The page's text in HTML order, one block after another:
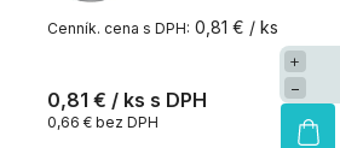
0,81 € / ks
0,81 € / ks
0,66 € bez DPH
+
−